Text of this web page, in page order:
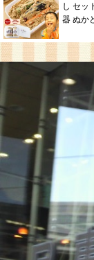
し セッ
器 ぬか